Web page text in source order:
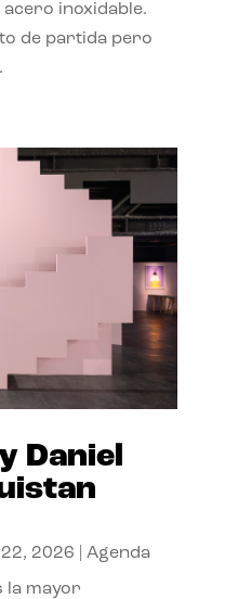
inoxidable.
de partida pero
Daniel
2026 Agenda
la mayor